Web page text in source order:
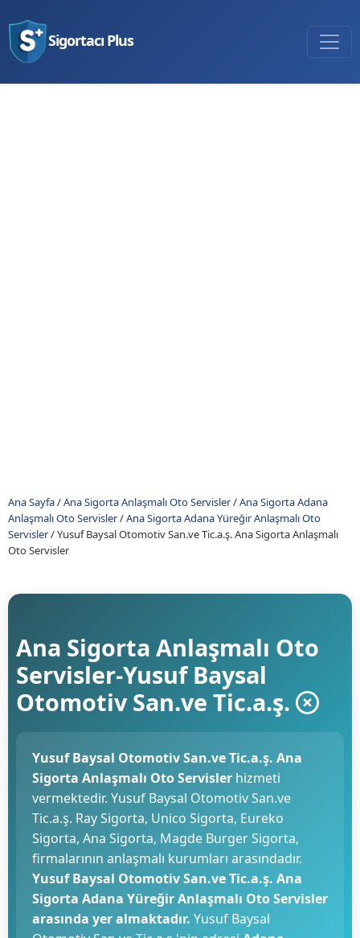
Sigortacı Plus
Ana Sayfa/Ana Sigorta Anlaşmalı Oto Servisler/Ana Sigorta Adana
Anlaşmalı Oto Servisler/Ana Sigorta Adana Yüreğir Anlaşmalı Oto
Servisler/Yusuf Baysal Otomotiv San.ve Tic.a.ş. Ana Sigorta Anlaşmalı
Oto Servisler
Ana Sigorta Anlaşmalı Oto
Servisler-Yusuf Baysal
Otomotiv San.ve Tic.a.ş.
Yusuf Baysal Otomotiv San.ve Tic.a.ş. Ana
Sigorta Anlaşmalı Oto Servisler hizmeti
vermektedir. Yusuf Baysal Otomotiv San.ve
Tic.a.ş. Ray Sigorta, Unico Sigorta, Eureko
Sigorta, Ana Sigorta, Magde Burger Sigorta,
firmalarının anlaşmalı kurumları arasındadır.
Yusuf Baysal Otomotiv San.ve Tic.a.ş. Ana
Sigorta Adana Yüreğir Anlaşmalı Oto Servisler
arasında yer almaktadır. Yusuf Baysal